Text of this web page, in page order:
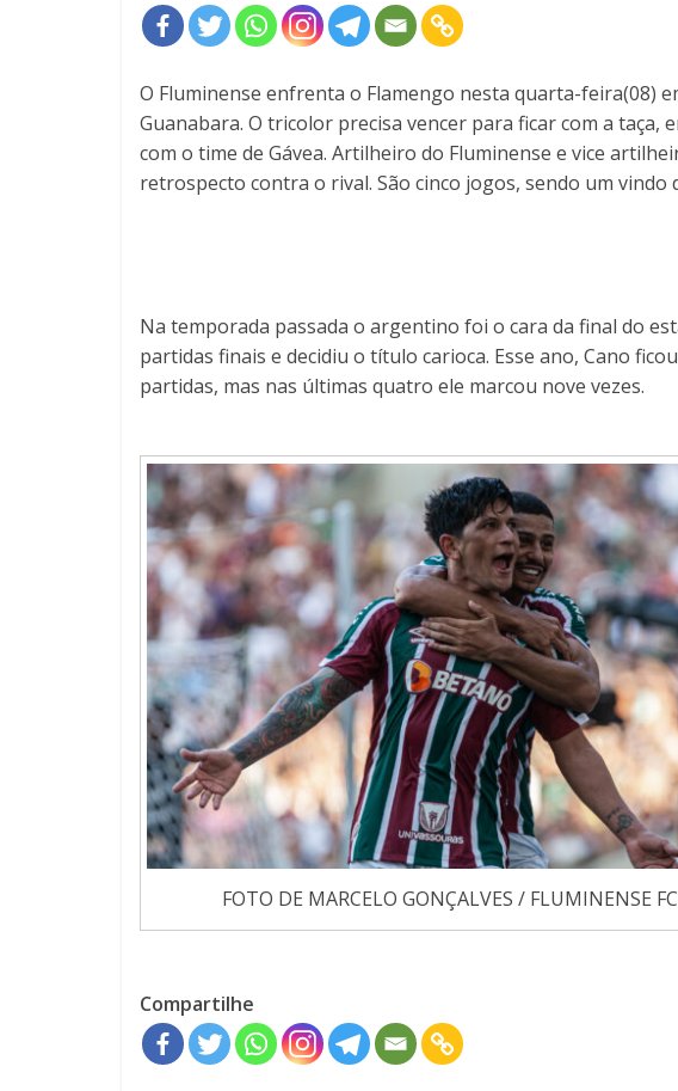
O Fluminense enfrenta o Flamengo nesta quarta-feira(08)
Guanabara. O tricolor precisa vencer para ficar com a taça,
com o time de Gávea. Artilheiro do Fluminense e vice
retrospecto contra o rival. São cinco jogos, sendo um vindo
Na temporada passada o argentino foi o cara da final do
partidas finais e decidiu o título carioca. Esse ano, Cano
partidas, mas nas últimas quatro ele marcou nove vezes.
FOTO DE MARCELO GONÇALVES / FLUMINENSE FC
Compartilhe